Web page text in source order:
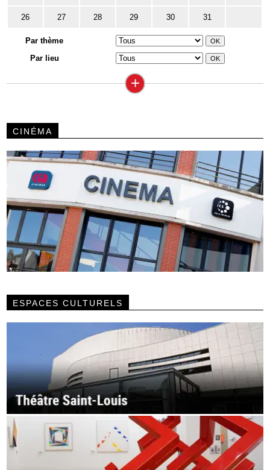
26 27 28 29 30 31
Par thème
Par lieu
+
CINÉMA
ESPACES CULTURELS